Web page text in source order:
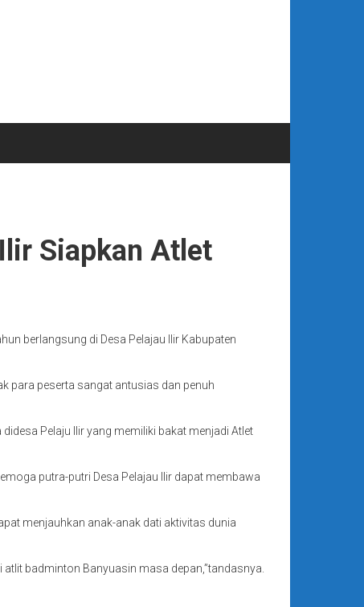
Siapkan Atlet
berlangsung di Desa Pelajau Ilir Kabupaten
para peserta sangat antusias dan penuh
Pelaju Ilir yang memiliki bakat menjadi Atlet
putra-putri Desa Pelajau Ilir dapat membawa
menjauhkan anak-anak dati aktivitas dunia
badminton Banyuasin masa depan,”tandasnya.